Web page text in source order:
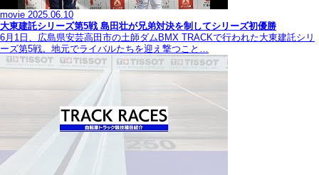
movie 2025.06.10
大東建託シリーズ第5戦 島田壮が兄弟対決を制してシリーズ初優勝
6月1日、広島県安芸高田市の土師ダムBMX TRACKで行われた大東建託シリ
ーズ第5戦。地元でライバルたちを迎え撃つこと…